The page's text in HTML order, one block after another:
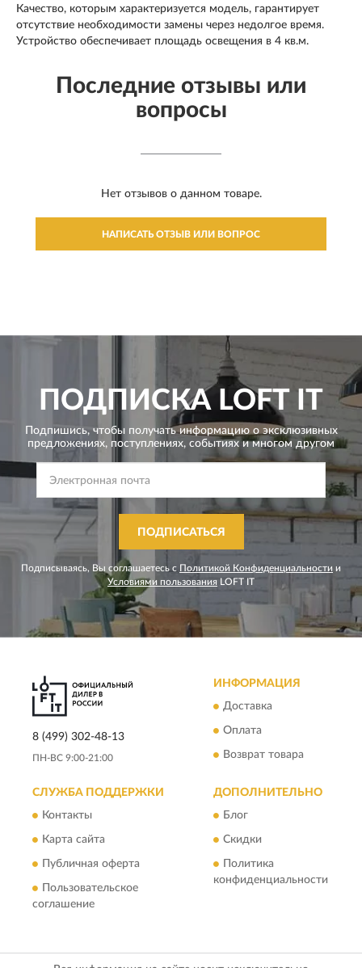
Качество, которым характеризуется модель, гарантирует
отсутствие необходимости замены через недолгое время.
Устройство обеспечивает площадь освещения в 4 кв.м.
Последние отзывы или
вопросы
Нет отзывов о данном товаре.
НАПИСАТЬ ОТЗЫВ ИЛИ ВОПРОС
ПОДПИСКАLOFT IT
Подпишись, чтобы получать информацию о эксклюзивных
предложениях, поступлениях, событиях и многом другом
ПОДПИСАТЬСЯ
Подписываясь, Вы соглашаетесь с Политикой Конфиденциальности и
Условиями пользования LOFT IT
8 (499) 302-48-13
ПН-ВС 9:00-21:00
ИНФОРМАЦИЯ
Доставка
Оплата
Возврат товара
СЛУЖБА ПОДДЕРЖКИ
Контакты
Карта сайта
Публичная оферта
Пользовательское
соглашение
ДОПОЛНИТЕЛЬНО
Блог
Скидки
Политика
конфиденциальности